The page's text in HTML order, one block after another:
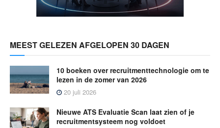
MEEST GELEZEN AFGELOPEN 30 DAGEN
10 boeken over recruitmenttechnologie om te
lezen in de zomer van 2026
20 juli 2026
Nieuwe ATS Evaluatie Scan laat zien of je
recruitmentsysteem nog voldoet